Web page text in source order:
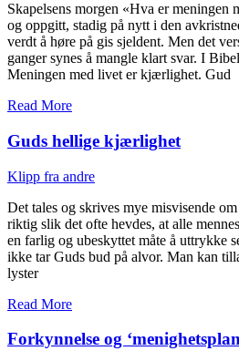
Skapelsens morgen «Hva er meningen
og oppgitt, stadig på nytt i den
verdt å høre på gis sjeldent. Men det
ganger synes å mangle klart svar. I
Meningen med livet er kjærlighet. Gud
Read More
Guds hellige kjærlighet
Klipp fra andre
Det tales og skrives mye misvisende
riktig slik det ofte hevdes, at alle
en farlig og ubeskyttet måte å uttrykke
ikke tar Guds bud på alvor. Man kan
lyster
Read More
Forkynnelse og